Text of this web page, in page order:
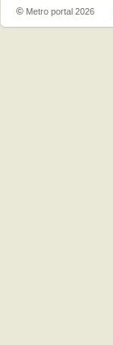
© Metro portal 2026